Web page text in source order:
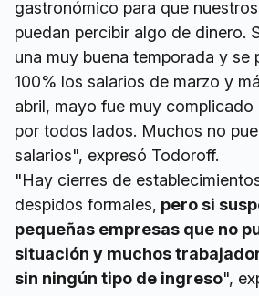
gastronómico para que
puedan percibir algo de dinero.
una muy buena temporada y se
100% los salarios de marzo y
abril, mayo fue muy complicado
por todos lados. Muchos no
salarios", expresó Todoroff.
"Hay cierres de
despidos formales, pero si
pequeñas empresas que no
situación y muchos
sin ningún tipo de ingreso",